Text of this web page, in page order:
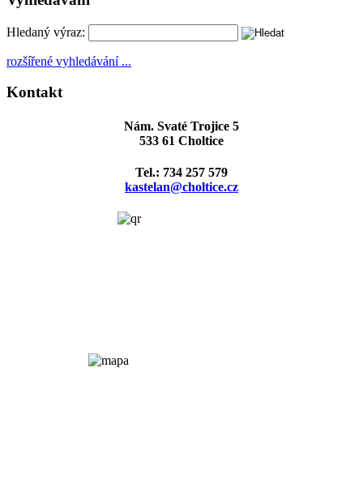
Hledaný výraz:
rozšířené vyhledávání ...
Kontakt
Nám. Svaté Trojice 5
533 61 Choltice
Tel.: 734 257 579
kastelan@choltice.cz